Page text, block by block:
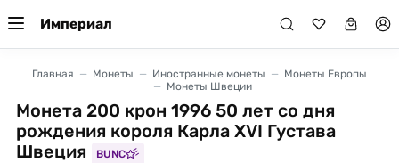
Империал
Главная Монеты Иностранные монеты
Монеты Европы
Монеты Швеции
Монета 200 крон 1996 50 лет со дня
рождения короля Карла XVI Густава
Швеция
BUNC